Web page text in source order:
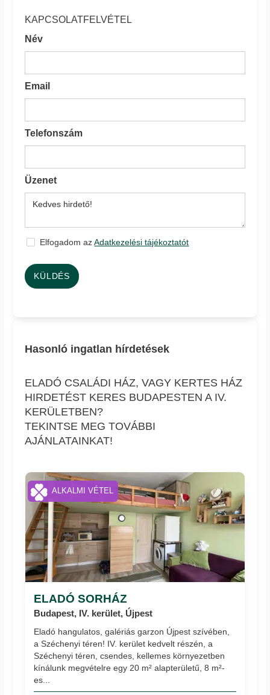
KAPCSOLATFELVÉTEL
Név
Email
Telefonszám
Üzenet
Elfogadom azAdatkezelési tájékoztatót
KÜLDÉS
Hasonló ingatlan hírdetések
ELADÓ CSALÁDI HÁZ, VAGY KERTES HÁZ
HIRDETÉST KERES BUDAPESTEN A IV.
KERÜLETBEN?
TEKINTSE MEG TOVÁBBI
AJÁNLATAINKAT!
ELADÓ SORHÁZ
Budapest, IV. kerület, Újpest
Eladó hangulatos, galériás garzon Újpest szívében,
a Széchenyi téren! IV. kerület kedvelt részén, a
Széchenyi téren, csendes, kellemes környezetben
kínálunk megvételre egy 20 m² alapterületű, 8 m²-
es...
ALKALMI VÉTEL